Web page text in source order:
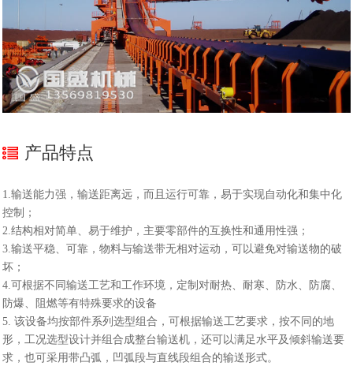
产品特点
1.输送能力强，输送距离远，而且运行可靠，易于实现自动化和集中化
控制；
2.结构相对简单、易于维护，主要零部件的互换性和通用性强；
3.输送平稳、可靠，物料与输送带无相对运动，可以避免对输送物的破
坏；
4.可根据不同输送工艺和工作环境，定制对耐热、耐寒、防水、防腐、
防爆、阻燃等有特殊要求的设备
5. 该设备均按部件系列选型组合，可根据输送工艺要求，按不同的地
形，工况选型设计并组合成整台输送机，还可以满足水平及倾斜输送要
求，也可采用带凸弧，凹弧段与直线段组合的输送形式。